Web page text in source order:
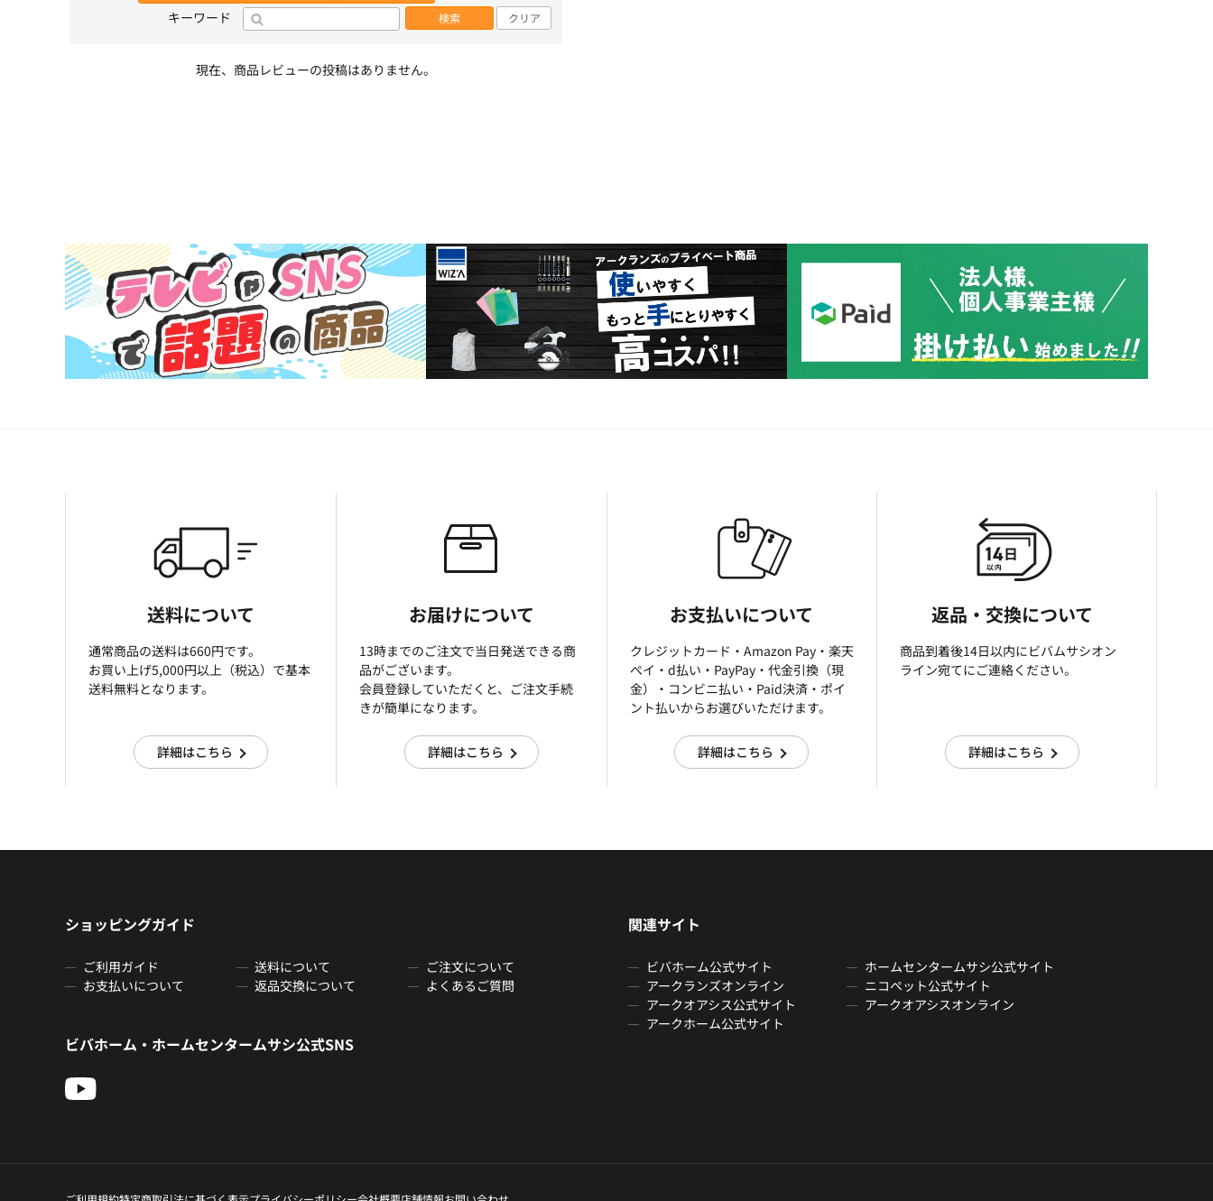
キーワード 検索 クリア
現在、商品レビューの投稿はありません。
送料について
通常商品の送料は660円です。
お買い上げ5,000円以上（税込）で基本
送料無料となります。
詳細はこちら
お届けについて
13時までのご注文で当日発送できる商
品がございます。
会員登録していただくと、ご注文手続
きが簡単になります。
詳細はこちら
お支払いについて
クレジットカード・Amazon Pay・楽天
ぺイ・d払い・PayPay・代金引換（現
金）・コンビニ払い・Paid決済・ポイ
ント払いからお選びいただけます。
詳細はこちら
返品・交換について
商品到着後14日以内にビバムサシオン
ライン宛てにご連絡ください。
詳細はこちら
ショッピングガイド
ご利用ガイド 送料について
ご注文について
お支払いについて
返品交換について よくあるご質問
関連サイト
ビバホーム公式サイト
ホームセンタームサシ公式サイト
アークランズオンライン
ニコペット公式サイト
アークオアシス公式サイト
アークオアシスオンライン
アークホーム公式サイト
ビバホーム・ホームセンタームサシ公式SNS